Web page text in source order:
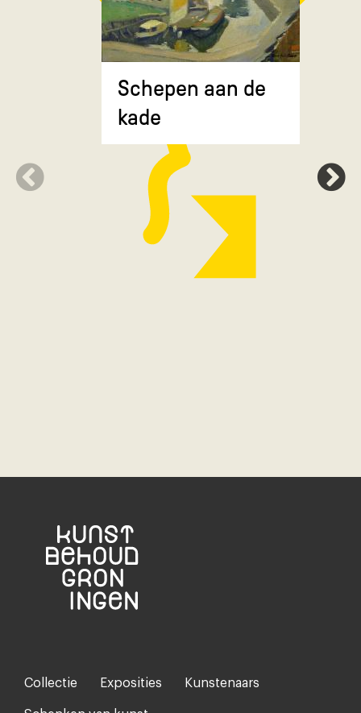
Schepen aan de
kade
Footer-
menu
Collectie Exposities Kunstenaars